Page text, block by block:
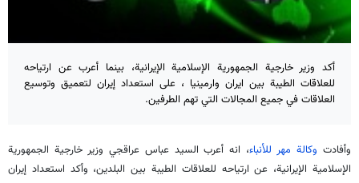
أكد وزير خارجية الجمهورية الإسلامية الإيرانية، بينما أعرب عن ارتياحه
للعلاقات الطيبة بين ايران وارمينيا ، على استعداد إيران لتعميق وتوسيع
العلاقات في جميع المجالات التي تهم الطرفين.
وأفادت وكالة مهر للأنباء، انه أعرب السيد عباس عراقجي وزير خارجية الجمهورية
الإسلامية الإيرانية، عن ارتياحه للعلاقات الطيبة بين البلدين، وأكد استعداد إيران